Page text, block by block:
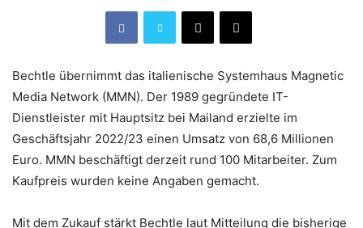
Bechtle übernimmt das italienische Systemhaus Magnetic
Media Network (MMN). Der 1989 gegründete IT-
Dienstleister mit Hauptsitz bei Mailand erzielte im
Geschäftsjahr 2022/23 einen Umsatz von 68,6 Millionen
Euro. MMN beschäftigt derzeit rund 100 Mitarbeiter. Zum
Kaufpreis wurden keine Angaben gemacht.
Mit dem Zukauf stärkt Bechtle laut Mitteilung die bisherige